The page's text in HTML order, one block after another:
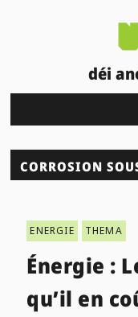
déi
CORROSION
ENERGIE THEMA
Énergie :
qu’il en